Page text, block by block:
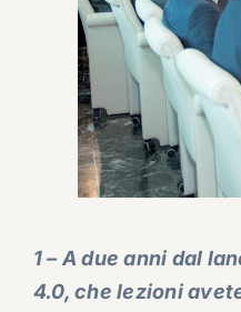
1 – A due anni dal
4.0, che lezioni